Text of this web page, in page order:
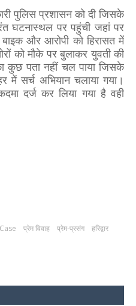
पुलिस प्रशासन को दी जिसके
घटनास्थल पर पहुंची जहां पर
और आरोपी को हिरासत में
को मौके पर बुलाकर युवती की
पता नहीं चल पाया जिसके
में सर्च अभियान चलाया गया।
दर्ज कर लिया गया है वही
प्रेम विवाह प्रेम-प्रसंग हरिद्वार